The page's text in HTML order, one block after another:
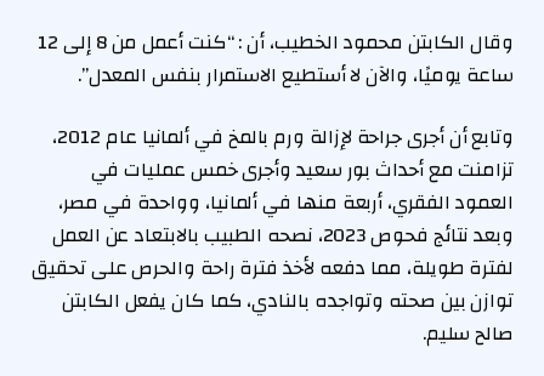
وقال الكابتن محمود الخطيب، أن : “كنت أعمل من 8 إلى 12
ساعة يوميًا، والآن لا أستطيع الاستمرار بنفس المعدل”.
وتابع أن أجرى جراحة لإزالة ورم بالمخ في ألمانيا عام 2012،
تزامنت مع أحداث بور سعيد وأجرى خمس عمليات في
العمود الفقري، أربعة منها في ألمانيا، وواحدة في مصر،
وبعد نتائج فحوص 2023، نصحه الطبيب بالابتعاد عن العمل
لفترة طويلة، مما دفعه لأخذ فترة راحة والحرص على تحقيق
توازن بين صحته وتواجده بالنادي، كما كان يفعل الكابتن
صالح سليم.